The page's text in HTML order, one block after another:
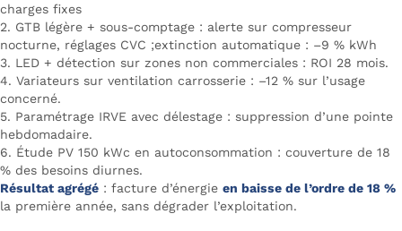
charges fixes
2. GTB légère + sous-comptage : alerte sur compresseur
nocturne, réglages CVC ;extinction automatique : –9 % kWh
3. LED + détection sur zones non commerciales : ROI 28 mois.
4. Variateurs sur ventilation carrosserie : –12 % sur l’usage
concerné.
5. Paramétrage IRVE avec délestage : suppression d’une pointe
hebdomadaire.
6. Étude PV 150 kWc en autoconsommation : couverture de 18
% des besoins diurnes.
Résultat agrégé : facture d’énergie en baisse de l’ordre de 18 %
la première année, sans dégrader l’exploitation.